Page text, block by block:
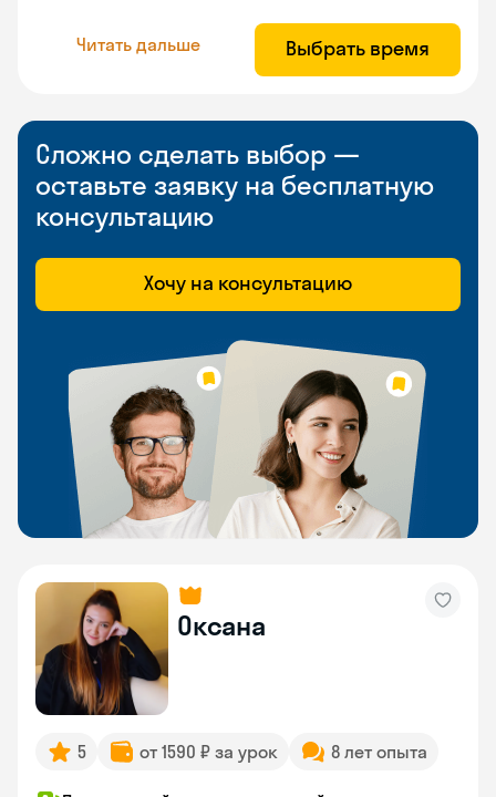
Читать дальше Выбрать время
Сложно сделать выбор —
оставьте заявку на бесплатную
консультацию
Хочу на консультацию
Оксана
5 от 1590 ₽ за урок 8 лет опыта